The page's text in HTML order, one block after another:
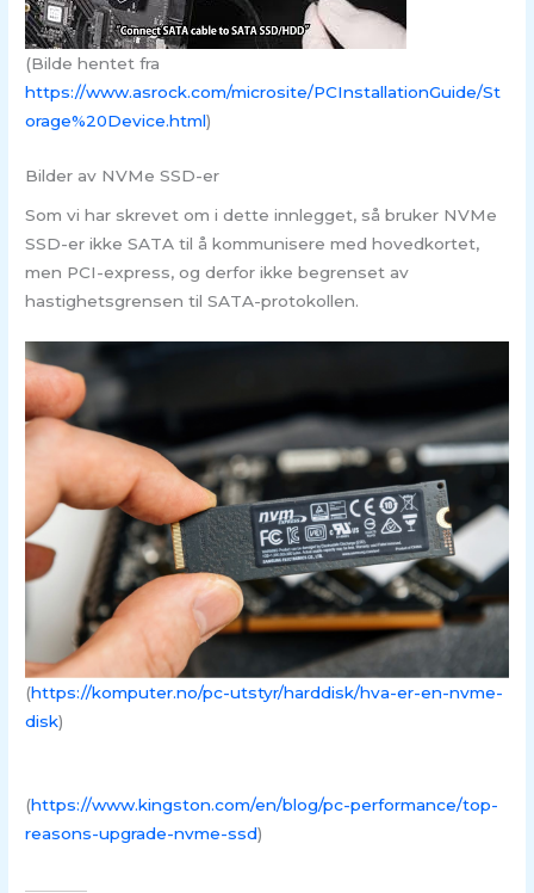
(Bilde hentet fra
https://www.asrock.com/microsite/PCInstallationGuide/St
orage%20Device.html)
Bilder av NVMe SSD-er
Som vi har skrevet om i dette innlegget, så bruker NVMe
SSD-er ikke SATA til å kommunisere med hovedkortet,
men PCI-express, og derfor ikke begrenset av
hastighetsgrensen til SATA-protokollen.
(https://komputer.no/pc-utstyr/harddisk/hva-er-en-nvme-
disk)
(https://www.kingston.com/en/blog/pc-performance/top-
reasons-upgrade-nvme-ssd)